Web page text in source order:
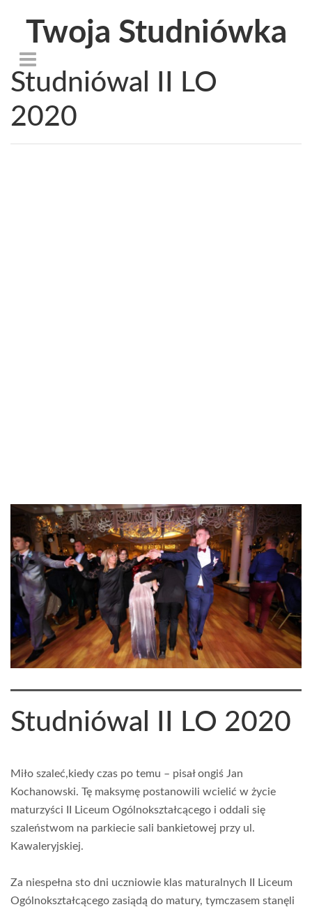
Twoja Studniówka
Studniówal II LO
2020
Studniówal II LO 2020
Miło szaleć,kiedy czas po temu – pisał ongiś Jan
Kochanowski. Tę maksymę postanowili wcielić w życie
maturzyści II Liceum Ogólnokształcącego i oddali się
szaleństwom na parkiecie sali bankietowej przy ul.
Kawaleryjskiej.
Za niespełna sto dni uczniowie klas maturalnych II Liceum
Ogólnokształcącego zasiądą do matury, tymczasem stanęli